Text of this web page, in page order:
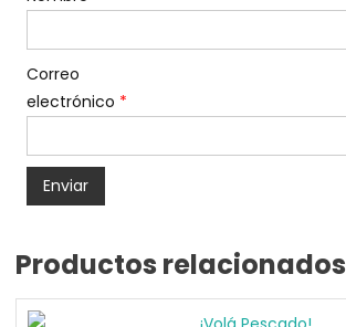
Correo
electrónico *
Productos relacionados